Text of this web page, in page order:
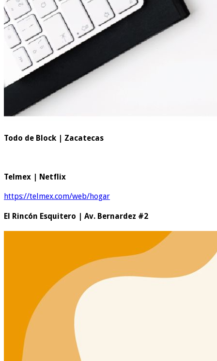
Todo de Block | Zacatecas
Telmex | Netflix
https://telmex.com/web/hogar
El Rincón Esquitero | Av. Bernardez #2